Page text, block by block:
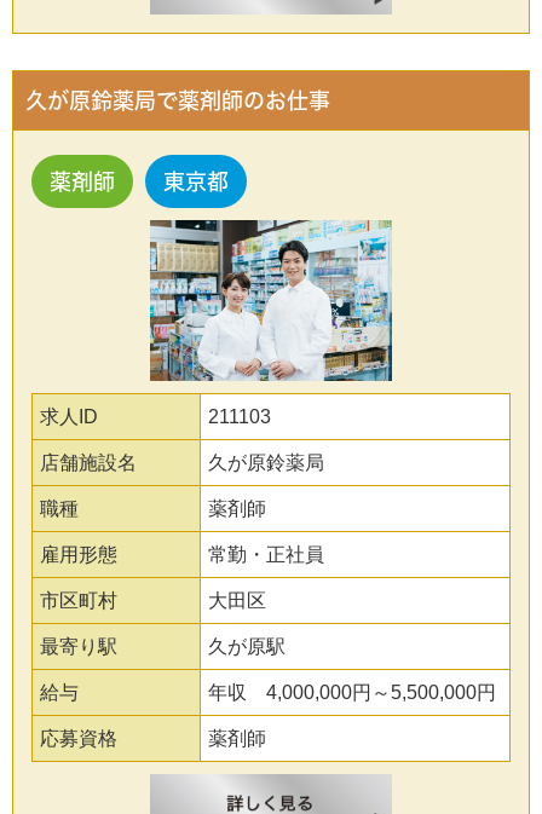
久が原鈴薬局で薬剤師のお仕事
薬剤師 東京都
求人ID 211103
店舗施設名 久が原鈴薬局
職種 薬剤師
雇用形態 常勤・正社員
市区町村 大田区
最寄り駅 久が原駅
給与 年収 4,000,000円～5,500,000円
応募資格 薬剤師